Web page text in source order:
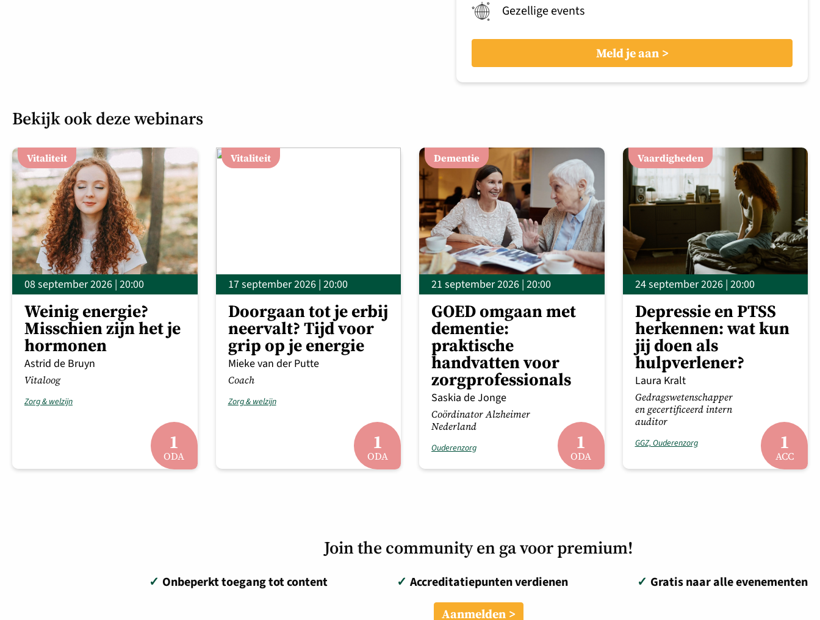
Gezellige events
Meld je aan
Bekijk ook deze webinars
Vitaliteit
08 september 2026 | 20:00
Weinig energie?
Misschien zijn het je
hormonen
Astrid de Bruyn
Vitaloog
Zorg & welzijn
1
ODA
Vitaliteit
17 september 2026 | 20:00
Doorgaan tot je erbij
neervalt? Tijd voor
grip op je energie
Mieke van der Putte
Coach
Zorg & welzijn
1
ODA
Dementie
21 september 2026 | 20:00
GOED omgaan met
dementie:
praktische
handvatten voor
zorgprofessionals
Saskia de Jonge
Coördinator Alzheimer
Nederland
Ouderenzorg 1
ODA
Vaardigheden
24 september 2026 | 20:00
Depressie en PTSS
herkennen: wat kun
jij doen als
hulpverlener?
Laura Kralt
Gedragswetenschapper
en gecertificeerd intern
auditor
GGZ, Ouderenzorg 1
ACC
Join the community en ga voor premium!
✓ Onbeperkt toegang tot content ✓ Accreditatiepunten verdienen ✓ Gratis naar alle evenementen
Aanmelden